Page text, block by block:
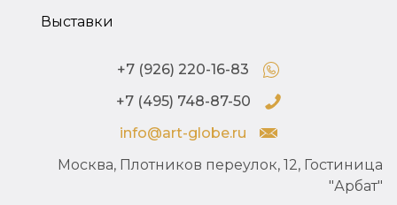
Выставки
+7 (926) 220-16-83
+7 (495) 748-87-50
info@art-globe.ru
Москва, Плотников переулок, 12, Гостиница
"Арбат"